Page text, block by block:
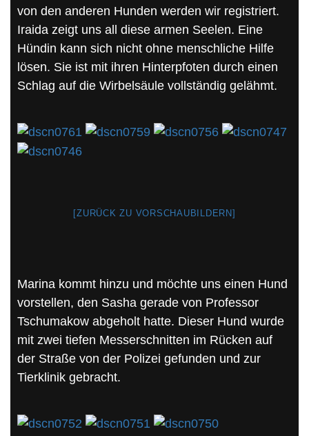
von den anderen Hunden werden wir registriert.
Iraida zeigt uns all diese armen Seelen. Eine
Hündin kann sich nicht ohne menschliche Hilfe
lösen. Sie ist mit ihren Hinterpfoten durch einen
Schlag auf die Wirbelsäule vollständig gelähmt.
[ZURÜCK ZU VORSCHAUBILDERN]
Marina kommt hinzu und möchte uns einen Hund
vorstellen, den Sasha gerade von Professor
Tschumakow abgeholt hatte. Dieser Hund wurde
mit zwei tiefen Messerschnitten im Rücken auf
der Straße von der Polizei gefunden und zur
Tierklinik gebracht.